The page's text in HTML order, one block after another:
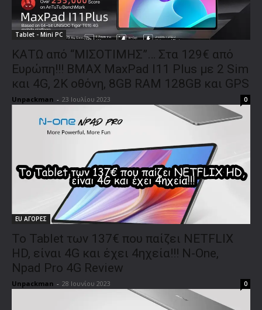
Tablet - Mini PC
ΚΑΤΩ από “ΜΙΣΟΤΙΜΗΣ”… Στα 129€ από
Ευρώπη!!! BMAX MaxPad I11 Plus με 2 Sim
και 4G, 2Κ οθόνη, 8GB RAM 128GB και GPS
Unpackman - 23 Ιουλίου 2023 0
EU ΑΓΟΡΕΣ
To Tablet των 137€ που παίζει NETFLIX
HD, είναι 4G και έχει 4ηχεία!!! N-One,
Npad Pro 4G Review
Unpackman - 28 Ιουνίου 2023 0